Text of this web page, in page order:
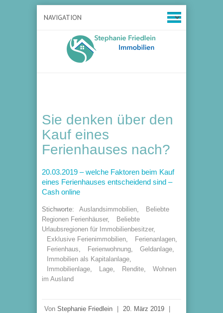
Sie denken über den
Kauf eines
Ferienhauses nach?
20.03.2019 – welche Faktoren beim Kauf
eines Ferienhauses entscheidend sind –
Cash online
Stichworte: Auslandsimmobilien,
Beliebte
Regionen Ferienhäuser,
Beliebte
Urlaubsregionen für Immobilienbesitzer,
Exklusive Ferienimmobilien, Ferienanlagen,
Ferienhaus, Ferienwohnung, Geldanlage,
Immobilien als Kapitalanlage,
Immobilienlage, Lage, Rendite,
Wohnen
im Ausland
Von Stephanie Friedlein 20. März 2019